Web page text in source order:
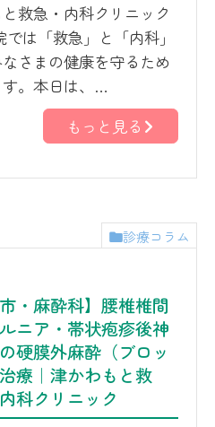
救急・内科クリニック
は「救急」と「内科」
さまの健康を守るため
。本日は、…
もっと見る
診療コラム
市・麻酔科】腰椎椎間
ニア・帯状疱疹後神
硬膜外麻酔（ブロッ
療｜津かわもと救
科クリニック